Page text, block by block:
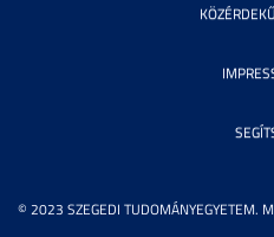
© 2023 SZEGEDI TUDOMÁNYEGYETEM.